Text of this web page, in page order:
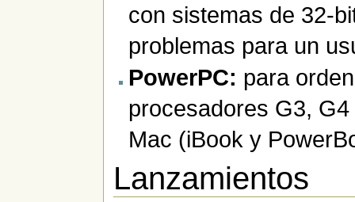
con sistemas de 32-
problemas para un
PowerPC: para
procesadores G3,
Mac (iBook y
Lanzamientos